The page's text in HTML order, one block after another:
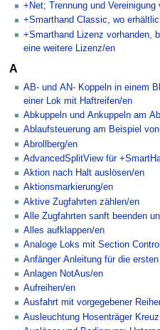
+Net; Trennung und Vereinigung
+Smarthand Classic, wo
+Smarthand Lizenz vorhanden,
eine weitere Lizenz/en
A
AB- und AN- Koppeln in einem
einer Lok mit Haftreifen/en
Abkuppeln und Ankuppeln am
Ablaufsteuerung am Beispiel
Abrollberg/en
AdvancedSplitView für
Aktion nach Halt auslösen/en
Aktionsmarkierung/en
Aktive Zugfahrten zählen/en
Alle Zugfahrten sanft beenden
Alles aufklappen/en
Analoge Loks mit Section
Anfänger Anleitung für die
Anlagen NotAus/en
Aufreihen/en
Ausfahrt mit vorgegebener
Ausleuchtung Hosenträger